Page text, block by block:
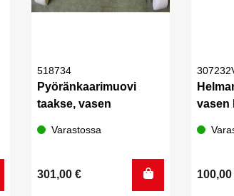
518734
Pyöränkaarimuovi
taakse, vasen
Varastossa
301,00 €
vasen
100,00